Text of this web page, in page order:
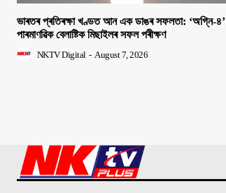
ভাৰতৰ প্ৰতিৰক্ষা খণ্ডত আন এক ডাঙৰ সফলতা: ‘অগ্নি-৪’
পাৰমাণৱিক বেলাষ্টিক মিছাইলৰ সফল পৰীক্ষণ
NKTV Digital - August 7, 2026